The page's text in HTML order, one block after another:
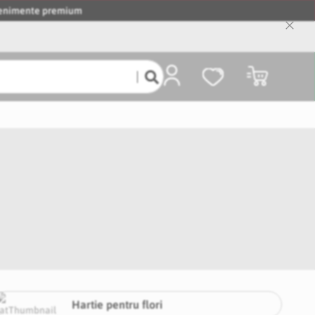
premium
Coșul meu
Hartie pentru flori